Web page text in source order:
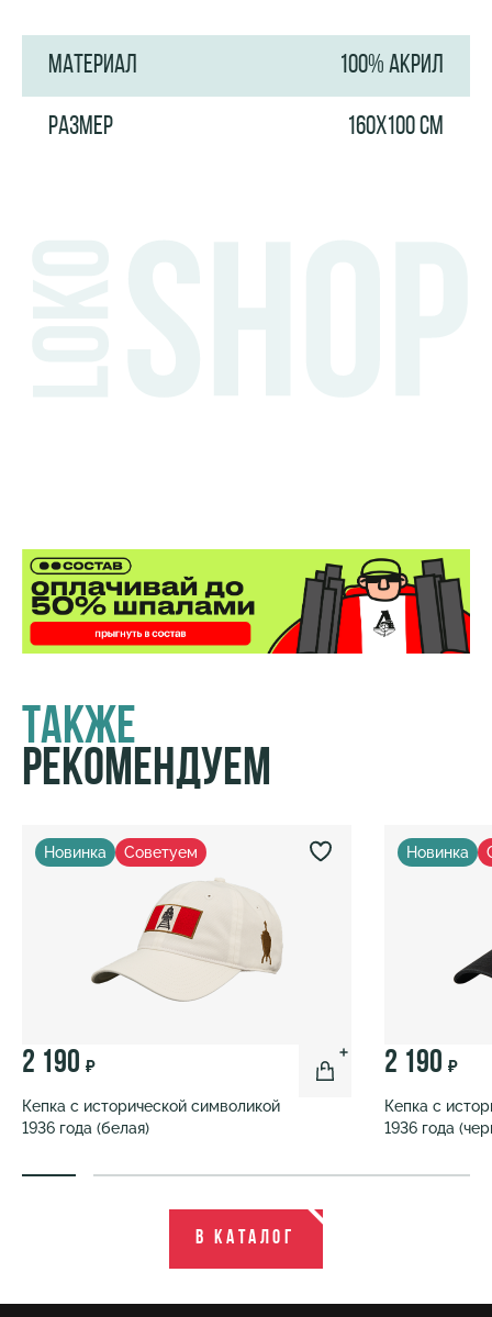
МАТЕРИАЛ 100% АКРИЛ
РАЗМЕР 160Х100 СМ
Также
Рекомендуем
Новинка Советуем
2 190 ₽
Кепка с исторической символикой
1936 года (белая)
Новинка
2 190 ₽
Кепка с
1936 года
В каталог